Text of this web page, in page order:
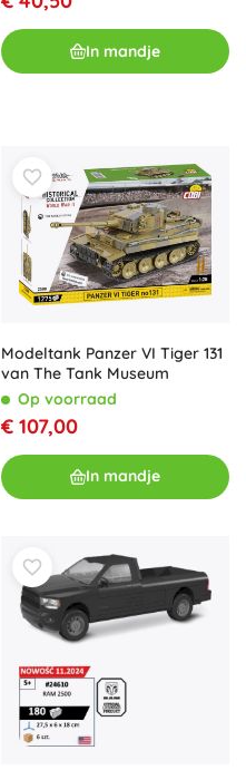
In mandje
Modeltank Panzer VI Tiger 131
van The Tank Museum
Op voorraad
€ 107,00
In mandje